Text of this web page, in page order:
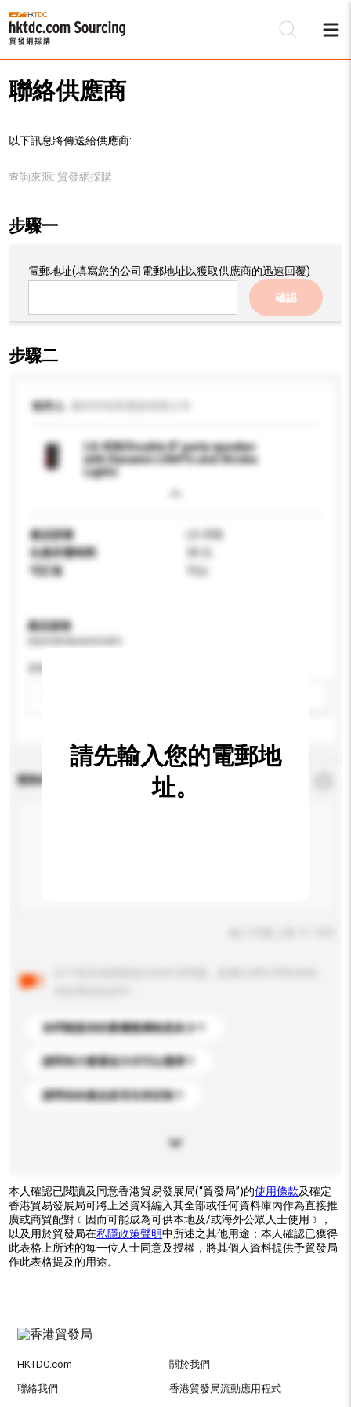
聯絡供應商
以下訊息將傳送給供應商:
查詢來源: 貿發網採購
步驟一
電郵地址(填寫您的公司電郵地址以獲取供應商的迅速回覆)
確認
步驟二
收件人
LG-X5B/Double 8" party speaker
with Dynamic LIGHTs and Strobe
Lights
產品型號
LG-X5B
生產所需時間
可訂造
可以
產品規格
查詢內容
你們能提供的最優惠價格是多少？
請問有什麼運送方式可以選擇？
請問你的產品是否支持定制？
請先輸入您的電郵地
址。
本人確認已閱讀及同意香港貿易發展局(“貿發局”)的使用條款及確定
香港貿易發展局可將上述資料編入其全部或任何資料庫內作為直接推
廣或商貿配對﹝因而可能成為可供本地及/或海外公眾人士使用﹞，
以及用於貿發局在私隱政策聲明中所述之其他用途；本人確認已獲得
此表格上所述的每一位人士同意及授權，將其個人資料提供予貿發局
作此表格提及的用途。
HKTDC.com 關於我們
聯絡我們 香港貿發局流動應用程式